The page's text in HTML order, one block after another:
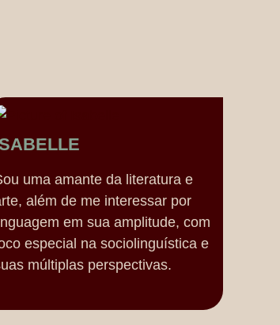
uma amante da literatura e
além de me interessar por
em sua amplitude, com
especial na sociolinguística e
múltiplas perspectivas.